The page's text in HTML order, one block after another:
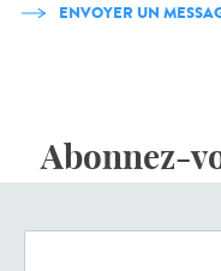
ENVOYER UN
Abonnez-